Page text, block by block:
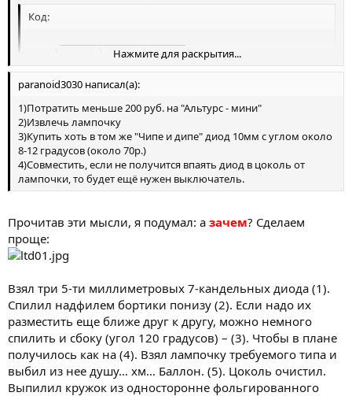
Код:
    |     _|_    _|_    _|_
    |    (/D\)  (/D\)  (/D\)
    _4.5   |      |      |
    |    |20|   |20|   |20|
    |______|_____|_______|
Нажмите для раскрытия...
paranoid3030 написал(а):
1)Потратить меньше 200 руб. на "Альтурс - мини"
2)Извлечь лампочку
3)Купить хоть в том же "Чипе и дипе" диод 10мм с углом около
8-12 градусов (около 70р.)
4)Совместить, если не получится впаять диод в цоколь от
лампочки, то будет ещё нужен выключатель.
Прочитав эти мысли, я подумал: а зачем? Сделаем
проще:
Взял три 5-ти миллиметровых 7-кандельных диода (1).
Спилил надфилем бортики понизу (2). Если надо их
разместить еще ближе друг к другу, можно немного
спилить и сбоку (угол 120 градусов) – (3). Чтобы в плане
получилось как на (4). Взял лампочку требуемого типа и
выбил из нее душу… хм… Баллон. (5). Цоколь очистил.
Выпилил кружок из односторонне фольгированного